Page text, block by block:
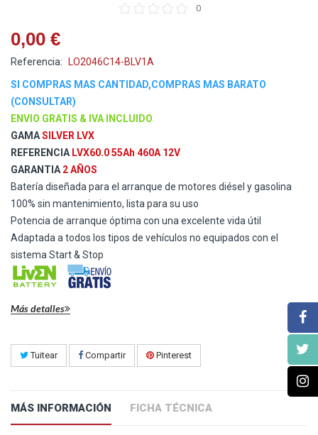
0
0,00 €
Referencia:
LO2046C14-BLV1A
SI COMPRAS MAS CANTIDAD,COMPRAS MAS BARATO
(CONSULTAR)
ENVIO GRATIS & IVA INCLUIDO
GAMASILVER LVX
REFERENCIA LVX60.0 55Ah 460A 12V
GARANTIA 2 AÑOS
Batería diseñada para el arranque de motores diésel y gasolina
100% sin mantenimiento, lista para su uso
Potencia de arranque óptima con una excelente vida útil
Adaptada a todos los tipos de vehículos no equipados con el
sistema Start & Stop
Más detalles
Tuitear Compartir Pinterest
MÁS INFORMACIÓN FICHA TÉCNICA